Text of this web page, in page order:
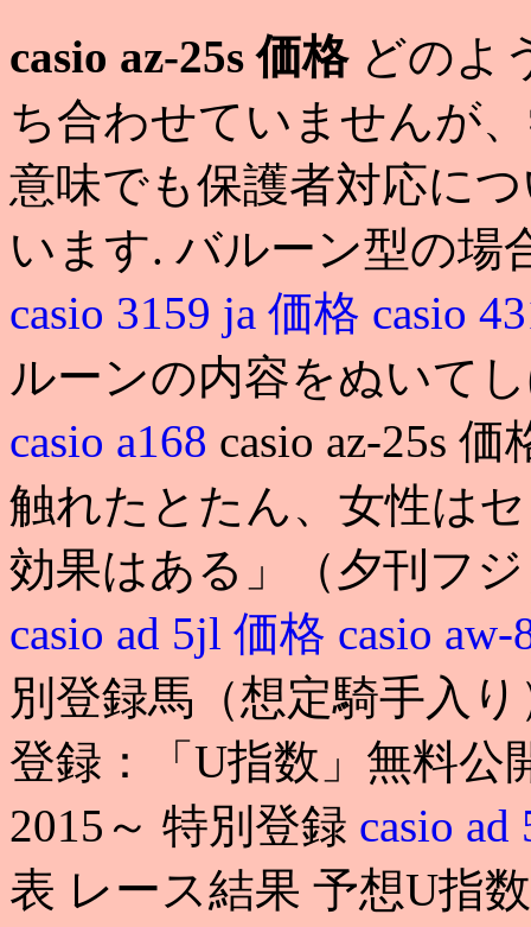
casio az-25s 価格どのよ
ち合わせていませんが
意味でも保護者対応に
います. バルーン型の場
casio 3159 ja 価格 casio
ルーンの内容をぬいて
casio a168 casio az-25s
触れたとたん、女性は
効果はある」（夕刊フ
casio ad 5jl 価格 casio
別登録馬（想定騎手入
登録：「U指数」無料公
2015～ 特別登録 casio
表 レース結果 予想U指